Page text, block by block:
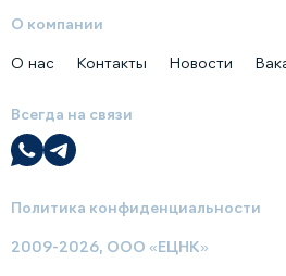
О компании
О нас Контакты Новости
Всегда на связи
Политика конфиденциальности
2009-2026, ООО «ЕЦНК»